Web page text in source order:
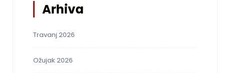
Arhiva
Travanj 2026
Ožujak 2026